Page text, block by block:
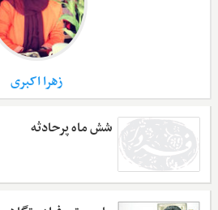
زهرا اکبری
شش ماه پرحادثه